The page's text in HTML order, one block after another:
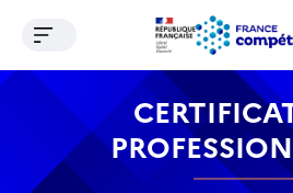
Contenu Recherche
Ouvrir le menu de navigation